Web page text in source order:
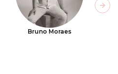
Bruno Moraes